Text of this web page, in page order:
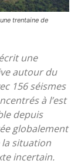
trentaine de
une
autour du
156 séismes
à l’est
depuis
globalement
situation
incertain.